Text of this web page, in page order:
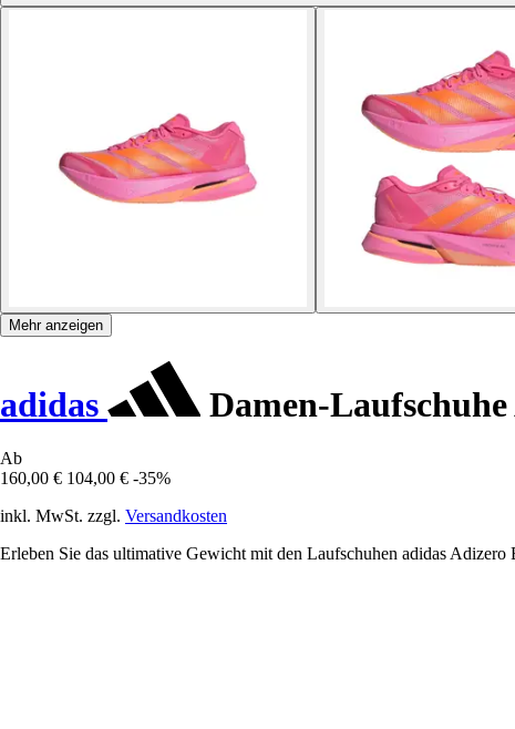
Mehr anzeigen
adidas Damen-
Ab
160,00 € 104,00 € -35%
inkl. MwSt. zzgl. Versandkosten
Erleben Sie das ultimative Gewicht mit den Laufschuhen adidas